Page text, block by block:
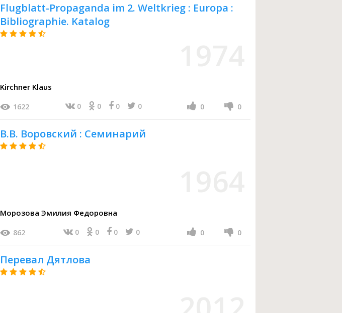
Flugblatt-Propaganda im 2. Weltkrieg : Europa :
Bibliographie. Katalog
Kirchner Klaus
1622 0 0 0 0 0 0
В.В. Воровский : Семинарий
Морозова Эмилия Федоровна
862 0 0 0 0 0 0
Перевал Дятлова